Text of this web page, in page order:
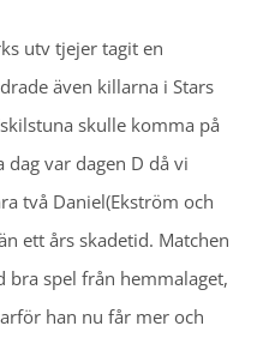
utv tjejer tagit en
även killarna i Stars
skulle komma på
var dagen D då vi
två Daniel(Ekström och
ett års skadetid. Matchen
spel från hemmalaget,
han nu får mer och